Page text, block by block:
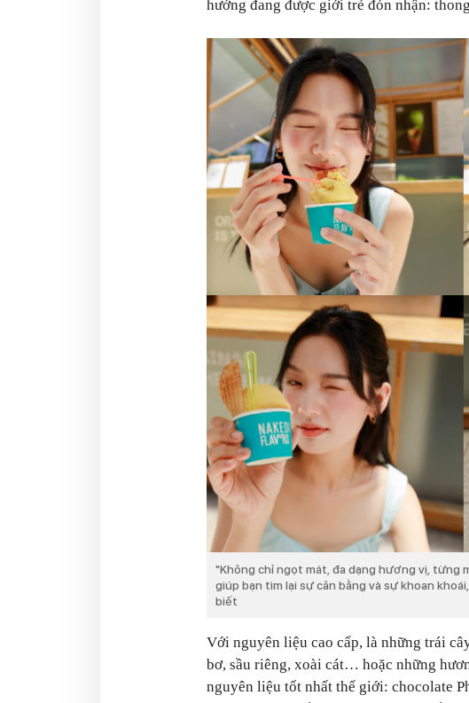
hướng đang được giới trẻ đón nhận:
"Không chỉ ngọt mát, đa dạng hương vị, từng
giúp bạn tìm lại sự cân bằng và sự khoan
biết
Với nguyên liệu cao cấp, là những trái
bơ, sầu riêng, xoài cát… hoặc những
nguyên liệu tốt nhất thế giới: chocolate